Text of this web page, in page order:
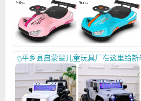
平乡县启蒙星儿童玩具厂在这里给新老朋友问好啦！祝大家财源广进更上一层楼！我的电话：15369955889.我们秉承的原则是做最好的产品，给客户最有竞争力的产品，建立公平友好的长期的合作关系！启